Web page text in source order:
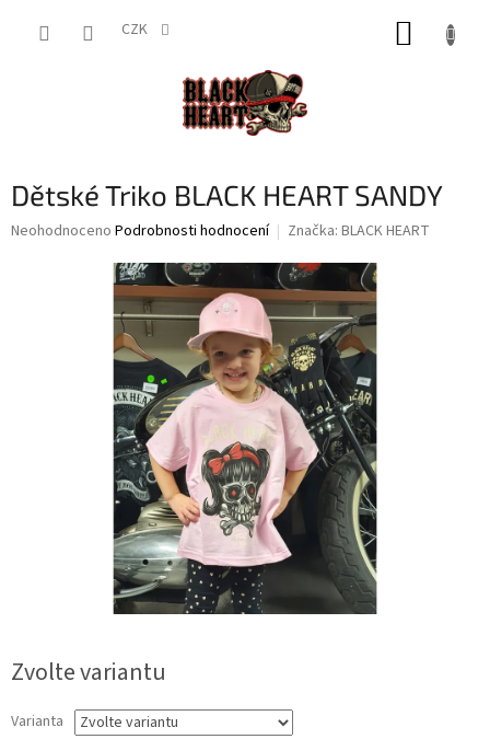
CZK
Dětské Triko BLACK HEART SANDY
Průměrné
Neohodnoceno Podrobnosti hodnocení Značka: BLACK HEART
Zvolte variantu
Varianta